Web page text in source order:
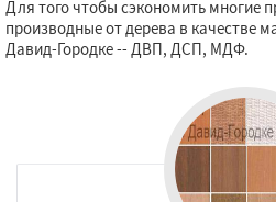
Для того чтобы сэкономить многие
производные от дерева в качестве
Давид-Городке -- ДВП, ДСП, МДФ.